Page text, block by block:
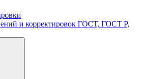
и корректировок ГОСТ, ГОСТ Р,